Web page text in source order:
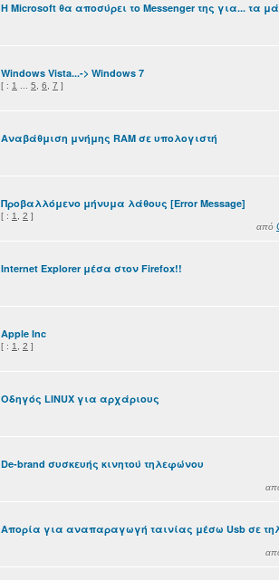
Η Microsoft θα αποσύρει το Messenger της για... τα
Windows Vista...-> Windows 7
[ : 1 5 6 7 ]
Αναβάθμιση μνήμης RAM σε υπολογιστή
Προβαλλόμενο μήνυμα λάθους [Error Message]
[ : 1 2 ]
από
Internet Explorer μέσα στον Firefox!!
Apple Inc
[ : 1 2 ]
Οδηγός LINUX για αρχάριους
De-brand συσκευής κινητού τηλεφώνου
Απορία για αναπαραγωγή ταινίας μέσω Usb σε